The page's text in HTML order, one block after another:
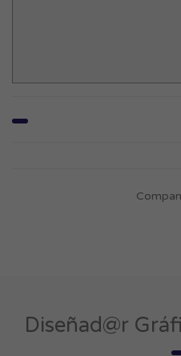
Diseñad@r